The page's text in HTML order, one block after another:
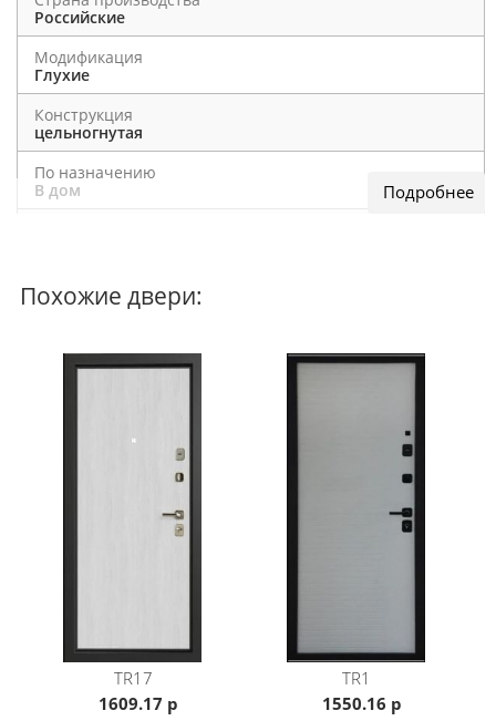
Российские
Модификация
Глухие
Конструкция
цельногнутая
По назначению
В дом
Букле"
Замок нижний: Border сувальдный
Цилиндр: Avers
Наполнение: пенополистерол/MDF 6 мм/
Толщ. Мет. Полотна/Короба: 1,2 мм/1,4 мм
Размеры под заказ:
880,950,1000/2000,2030,2050,2070,2100,2150*,2200*
Похожие двери:
TR17
1609.17 р
TR1
1550.16 р